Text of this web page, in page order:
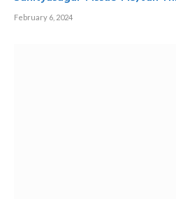
February 6, 2024